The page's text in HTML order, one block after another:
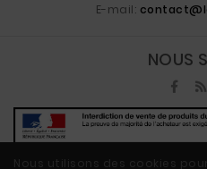
Nous utilisons des cookies
E-mail:
NOUS